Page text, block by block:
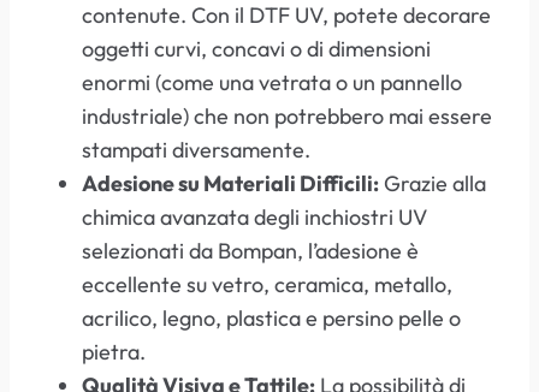
contenute. Con il DTF UV, potete decorare
oggetti curvi, concavi o di dimensioni
enormi (come una vetrata o un pannello
industriale) che non potrebbero mai essere
stampati diversamente.
Adesione su Materiali Difficili: Grazie alla
chimica avanzata degli inchiostri UV
selezionati da Bompan, l’adesione è
eccellente su vetro, ceramica, metallo,
acrilico, legno, plastica e persino pelle o
pietra.
Qualità Visiva e Tattile: La possibilità di